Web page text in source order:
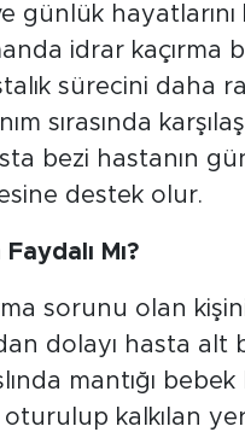
ve günlük
idrar kaçırma
sürecini daha
sırasında
bezi hastanın
destek olur.
Mı?
sorunu olan
dolayı hasta alt
mantığı
oturulup kalkılan